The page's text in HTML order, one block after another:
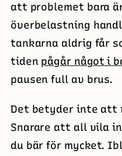
att problemet bara
överbelastning
tankarna aldrig får
tiden pågår något i
pausen full av brus.
Det betyder inte att
Snarare att all vila
du bär för mycket.